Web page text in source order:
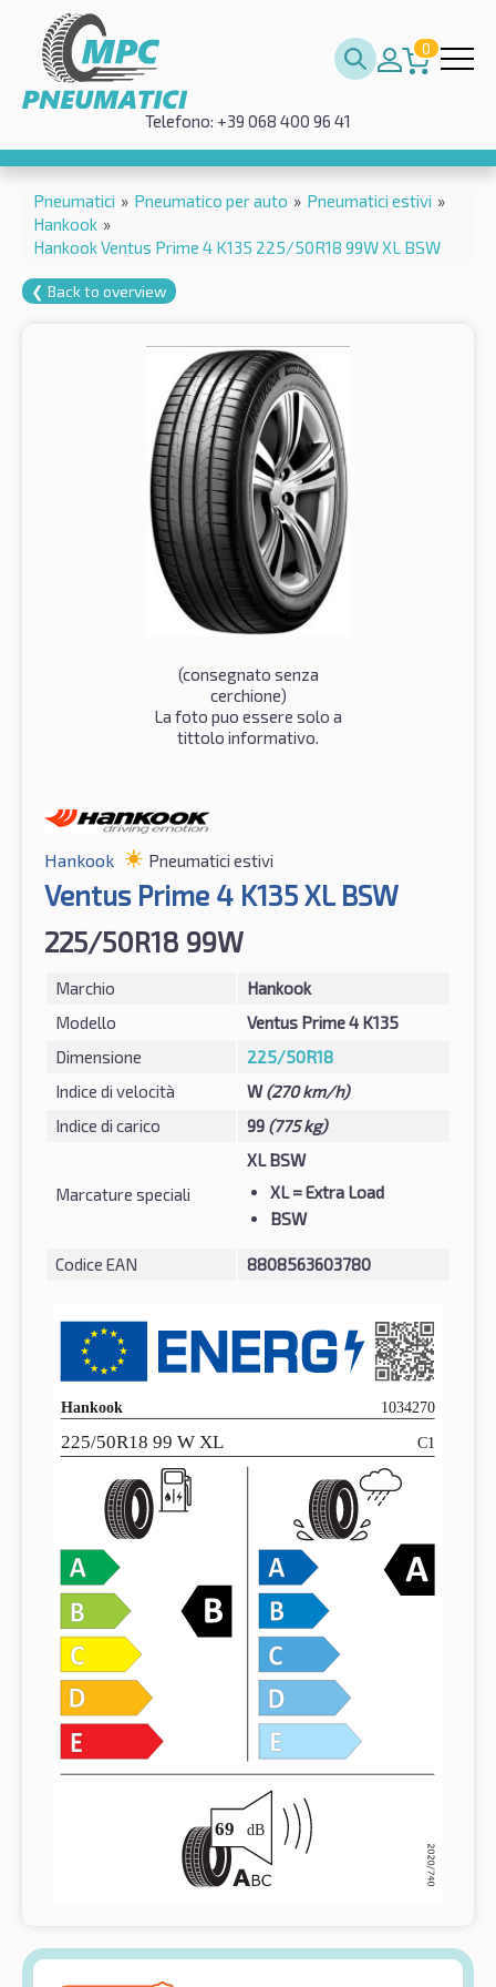
0
Telefono: +39 068 400 96 41
Pneumatici » Pneumatico per auto » Pneumatici estivi »
Hankook »
Hankook Ventus Prime 4 K135 225/50R18 99W XL BSW
❮ Back to overview
(consegnato senza
cerchione)
La foto puo essere solo a
tittolo informativo.
Hankook Pneumatici estivi
Ventus Prime 4 K135 XL BSW
225/50R18 99W
Marchio
Hankook
Modello
Ventus Prime 4 K135
Dimensione
225/50R18
Indice di velocità
W(270 km/h)
Indice di carico
99 (775 kg)
Marcature speciali
XL BSW
XL= Extra Load
BSW
Codice EAN 8808563603780